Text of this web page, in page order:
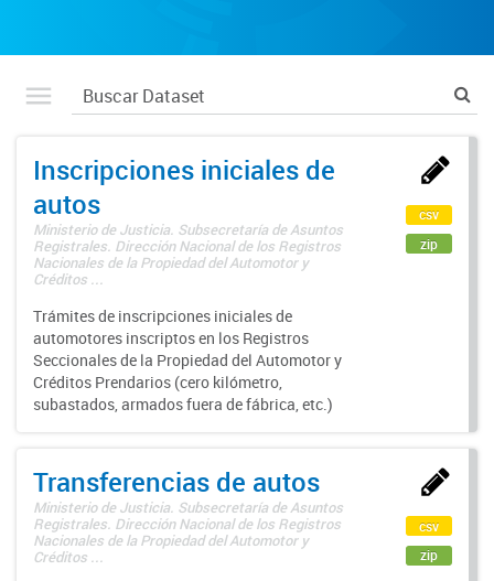
Inscripciones iniciales de
autos
Ministerio de Justicia. Subsecretaría de Asuntos
Registrales. Dirección Nacional de los Registros
Nacionales de la Propiedad del Automotor y
Créditos ...
Trámites de inscripciones iniciales de
automotores inscriptos en los Registros
Seccionales de la Propiedad del Automotor y
Créditos Prendarios (cero kilómetro,
subastados, armados fuera de fábrica, etc.)
csv
zip
Transferencias de autos
Ministerio de Justicia. Subsecretaría de Asuntos
Registrales. Dirección Nacional de los Registros
Nacionales de la Propiedad del Automotor y
Créditos ...
csv
zip